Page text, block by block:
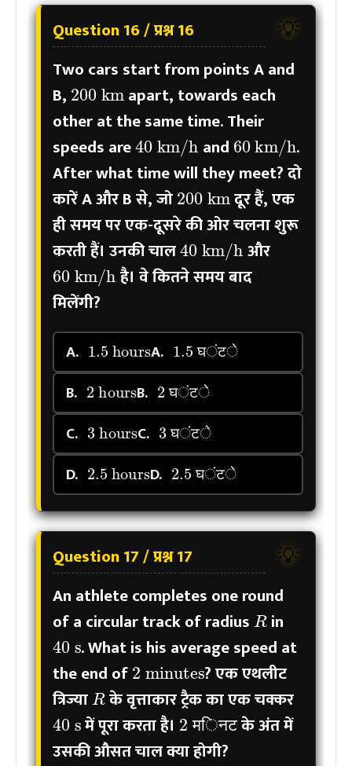
💡
Question 16 / प्रश्न 16
Two cars start from points A and
B,
200km
apart, towards each
other at the same time. Their
speeds are
40km/h
and
60km/h
.
After what time will they meet?दो
कारें A और B से, जो
200km
दूर हैं, एक
ही समय पर एक-दूसरे की ओर चलना शुरू
करती हैं। उनकी चाल
40km/h
और
60km/h
है। वे कितने समय बाद
मिलेंगी?
A.
1.5hours
A. घ ं ट े
घंट े
1.5घंटे
B.
2hours
B. घ ं ट े
घंट े
2घंटे
C.
3hours
C. घ ं ट े
घंट े
3घंटे
D.
2.5hours
D. घ ं ट े
घंट े
2.5घंटे
💡
Question 17 / प्रश्न 17
An athlete completes one round
of a circular track of radius
R
in
40s
. What is his average speed at
the end of
2minutes
?एक एथलीट
त्रिज्या
R
के वृत्ताकार ट्रैक का एक चक्कर
40s
में पूरा करता है। म ि न ट
म िन ट
2मिनट
के अंत में
उसकी औसत चाल क्या होगी?